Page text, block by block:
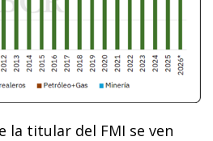
la titular del FMI se ven